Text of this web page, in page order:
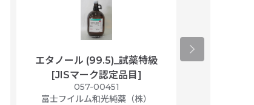
エタノール (99.5)_試薬特級
[JISマーク認定品目]
057-00451
富士フイルム和光純薬（株）
アセトニト